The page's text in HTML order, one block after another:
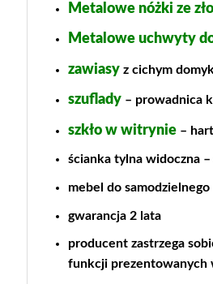
Metalowe nóżki ze
Metalowe uchwyty
zawiasy z cichym
szuflady – prowadnica
szkło w witrynie –
ścianka tylna widoczna
mebel do samodzielnego
gwarancja 2 lata
producent zastrzega
funkcji prezentowanych